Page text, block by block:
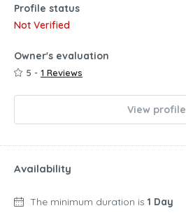
Profile status
Not Verified
Owner's evaluation
5 - 1 Reviews
View profile
Availability
The minimum duration is 1 Day